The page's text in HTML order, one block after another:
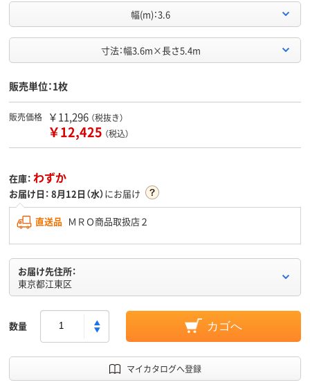
幅(m)：3.6
寸法：幅3.6m×長さ5.4m
販売単位：1枚
販売価格 ￥11,296 （税抜き）
￥12,425 （税込）
在庫： わずか
お届け日： 8月12日（水）にお届け
直送品 ＭＲＯ商品取扱店２
お届け先住所：
東京都江東区
数量 カゴへ
マイカタログへ登録